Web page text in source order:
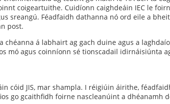
coigeartuithe. Cuidíonn caighdeáin IEC le
sreangú. Féadfaidh dathanna nó ord eile a
post.
á labhairt ag gach duine agus a
mó agus coinníonn sé tionscadail idirnáisiúnta
cóid JIS, mar shampla. I réigiúin áirithe,
go gcaithfidh foirne nascleanúint a dhéanamh